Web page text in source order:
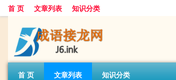
首 页 文章列表 知识分类
首 页 文章列表 知识分类